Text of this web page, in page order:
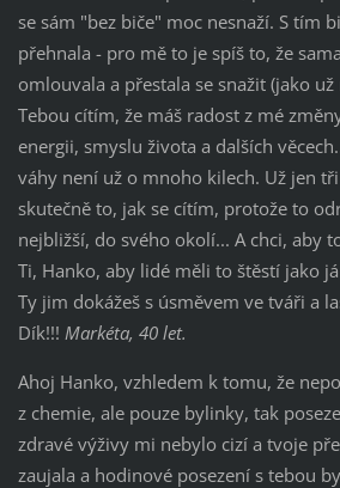
se sám "bez biče" moc nesnaží. S tím
přehnala - pro mě to je spíš to, že
omlouvala a přestala se snažit (jako
Tebou cítím, že máš radost z mé
energii, smyslu života a dalších
váhy není už o mnoho kilech. Už jen
skutečně to, jak se cítím, protože to
nejbližší, do svého okolí... A chci, aby
Ti, Hanko, aby lidé měli to štěstí jako
Ty jim dokážeš s úsměvem ve tváři a
Dík!!! Markéta, 40 let.
Ahoj Hanko, vzhledem k tomu, že
z chemie, ale pouze bylinky, tak
zdravé výživy mi nebylo cizí a tvoje
zaujala a hodinové posezení s tebou